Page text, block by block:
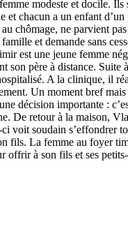
modeste et docile. Ils
et chacun a un enfant d’un
chômage, ne parvient
et demande sans
est une jeune femme
son père à distance. Suite
A la clinique, il
Un moment bref mais
décision importante :
De retour à la maison,
voit soudain s’effondrer
fils. La femme au foyer
offrir à son fils et ses